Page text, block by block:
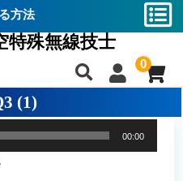
方法
特殊無線技士
0
(1)
00:00